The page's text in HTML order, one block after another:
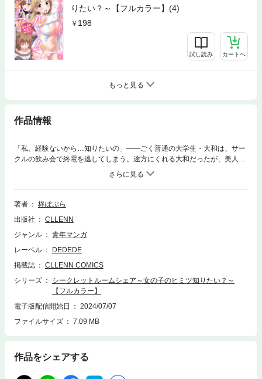
りたい？～【フルカラー】(4)
198
試し読み カートへ
もっと見る
作品情報
「私、経験ないから…知りたいの」――ごく普通の大学生・大和は、サー
クルの飲み会で終電を逃してしまう。途方にくれる大和だったが、美人で
憧れの先輩・涼香に誘われ、彼女のマンションに泊めてもらうことに。今
夜ワンチャンあるかも！ と期待に胸躍らす大和だったが、涼香先輩のマン
ションにはある秘密が…。――大和に降りかかるエッチなハプニングの
数々！ 個性的なヒロインたちとの前途多難なルームシェア生活が始まる!?
著者
柊ぽぷら
出版社
CLLENN
ジャンル
青年マンガ
レーベル
DEDEDE
掲載誌
CLLENN COMICS
シリーズ
シークレットルームシェア～女の子のヒミツ知りたい？～
【フルカラー】
電子版配信開始日
2024/07/07
ファイルサイズ
7.09 MB
作品をシェアする